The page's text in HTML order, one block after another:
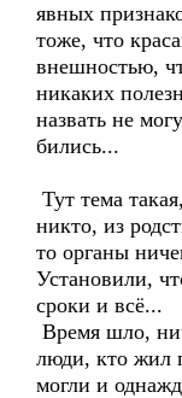
явных
тоже, что
внешностью,
никаких
назвать не
бились...
Тут тема
никто, из
то органы
Установили,
сроки и всё...
Время шло,
люди, кто жил
могли и